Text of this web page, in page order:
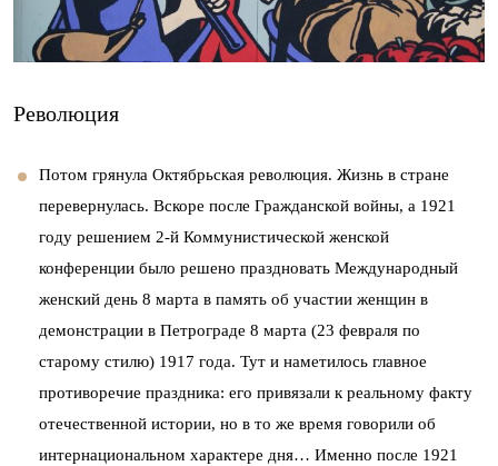
Революция
Потом грянула Октябрьская революция. Жизнь в стране
перевернулась. Вскоре после Гражданской войны, а 1921
году решением 2-й Коммунистической женской
конференции было решено праздновать Международный
женский день 8 марта в память об участии женщин в
демонстрации в Петрограде 8 марта (23 февраля по
старому стилю) 1917 года. Тут и наметилось главное
противоречие праздника: его привязали к реальному факту
отечественной истории, но в то же время говорили об
интернациональном характере дня… Именно после 1921